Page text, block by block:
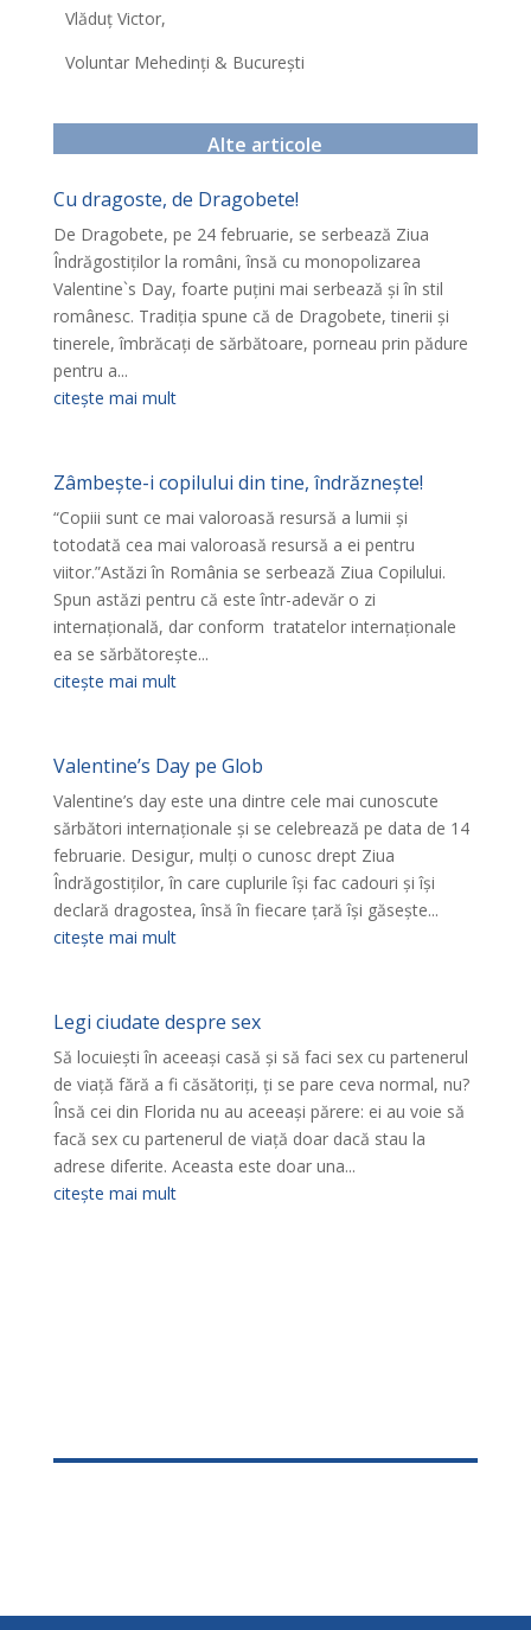
Vlăduț Victor,
Voluntar Mehedinți & București
Alte articole
Cu dragoste, de Dragobete!
De Dragobete, pe 24 februarie, se serbează Ziua
Îndrăgostiţilor la români, însă cu monopolizarea
Valentine`s Day, foarte puţini mai serbează şi în stil
românesc. Tradiţia spune că de Dragobete, tinerii şi
tinerele, îmbrăcaţi de sărbătoare, porneau prin pădure
pentru a...
citește mai mult
Zâmbește-i copilului din tine, îndrăznește!
“Copiii sunt ce mai valoroasă resursă a lumii și
totodată cea mai valoroasă resursă a ei pentru
viitor.”Astăzi în România se serbează Ziua Copilului.
Spun astăzi pentru că este într-adevăr o zi
internațională, dar conform tratatelor internaționale
ea se sărbătorește...
citește mai mult
Valentine’s Day pe Glob
Valentine’s day este una dintre cele mai cunoscute
sărbători internaţionale și se celebrează pe data de 14
februarie. Desigur, mulţi o cunosc drept Ziua
Îndrăgostiţilor, în care cuplurile îşi fac cadouri şi îşi
declară dragostea, însă în fiecare ţară îşi găseşte...
citește mai mult
Legi ciudate despre sex
Să locuiești în aceeași casă și să faci sex cu partenerul
de viață fără a fi căsătoriți, ți se pare ceva normal, nu?
Însă cei din Florida nu au aceeași părere: ei au voie să
facă sex cu partenerul de viață doar dacă stau la
adrese diferite. Aceasta este doar una...
citește mai mult